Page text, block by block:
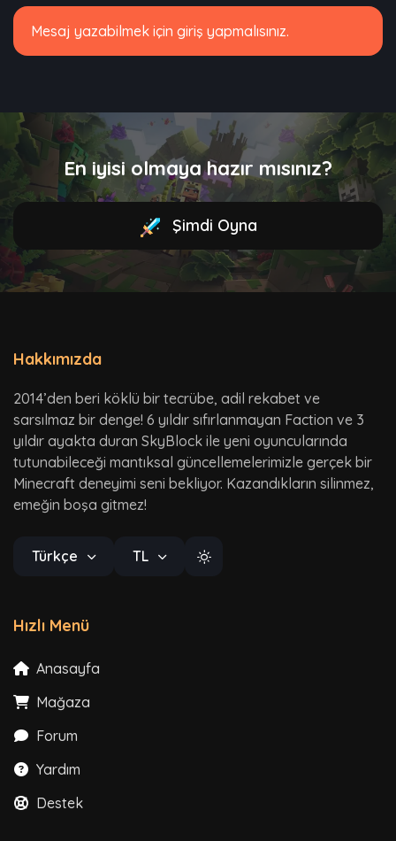
Mesaj yazabilmek için giriş yapmalısınız.
En iyisi olmaya hazır mısınız?
Şimdi Oyna
Hakkımızda
2014’den beri köklü bir tecrübe, adil rekabet ve
sarsılmaz bir denge! 6 yıldır sıfırlanmayan Faction ve 3
yıldır ayakta duran SkyBlock ile yeni oyuncularında
tutunabileceği mantıksal güncellemelerimizle gerçek bir
Minecraft deneyimi seni bekliyor. Kazandıkların silinmez,
emeğin boşa gitmez!
Türkçe TL
Hızlı Menü
Anasayfa
Mağaza
Forum
Yardım
Destek